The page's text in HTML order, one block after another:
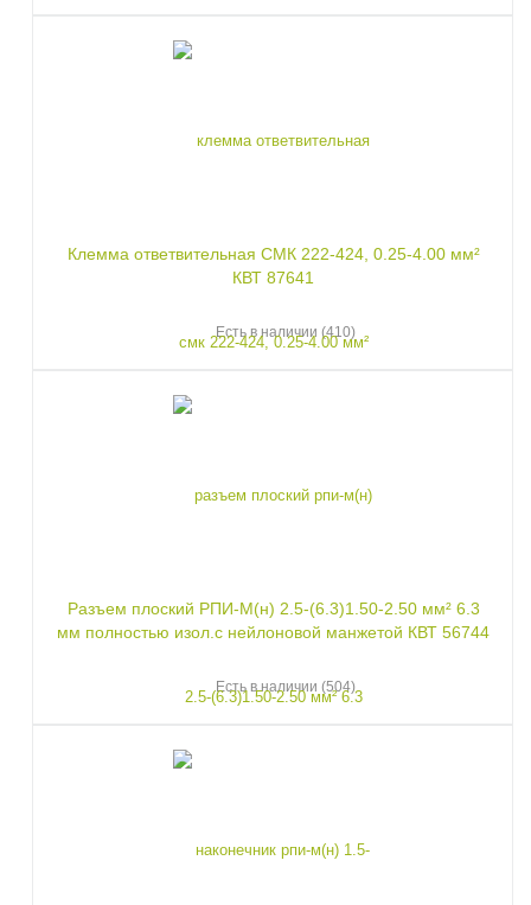
Клемма ответвительная СМК 222-424, 0.25-4.00 мм²
КВТ 87641
Есть в наличии (410)
Разъем плоский РПИ-М(н) 2.5-(6.3)1.50-2.50 мм² 6.3
мм полностью изол.с нейлоновой манжетой КВТ 56744
Есть в наличии (504)